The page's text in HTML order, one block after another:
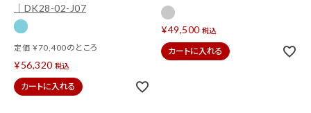
｜DK28-02-J07
定価 ¥70,400のところ
¥56,320 税込
カートに入れる
¥49,500 税込
カートに入れる